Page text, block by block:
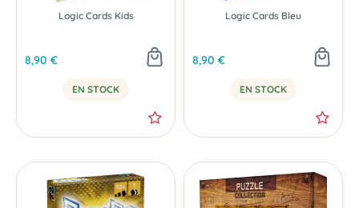
Logic Cards Kids
8,90 €
EN STOCK
Logic Cards Bleu
8,90 €
EN STOCK